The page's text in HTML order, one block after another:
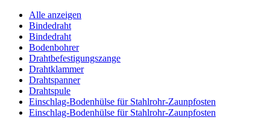
Alle anzeigen
Bindedraht
Bindedraht
Bodenbohrer
Drahtbefestigungszange
Drahtklammer
Drahtspanner
Drahtspule
Einschlag-Bodenhülse für Stahlrohr-Zaunpfosten
Einschlag-Bodenhülse für Stahlrohr-Zaunpfosten